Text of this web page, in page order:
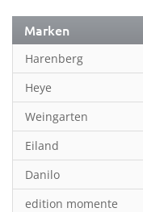
Marken
Harenberg
Heye
Weingarten
Eiland
Danilo
edition momente